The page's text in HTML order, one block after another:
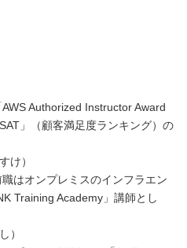
Authorized Instructor Award
」（顧客満足度ランキング）の
け）
はオンプレミスのインフラエン
Training Academy」講師とし
）